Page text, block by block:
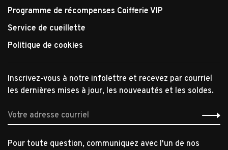
Programme de récompenses Coifferie VIP
Service de cueillette
Politique de cookies
Inscrivez-vous à notre infolettre et recevez par courriel
les dernières mises à jour, les nouveautés et les soldes.
Pour toute question, communiquez avec l'un de nos